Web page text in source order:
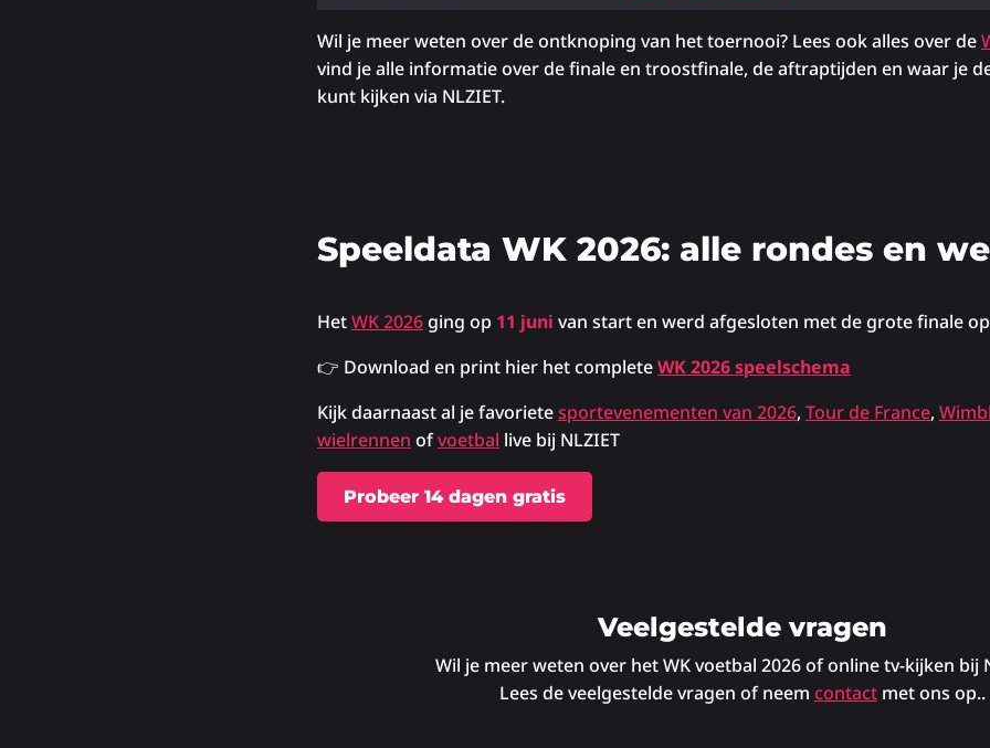
Wil je meer weten over de ontknoping van het toernooi? Lees ook alles over de
vind je alle informatie over de finale en troostfinale, de aftraptijden en waar je
kunt kijken via NLZIET.
Speeldata WK 2026: alle rondes en
HetWK 2026ging op 11 juni van start en werd afgesloten met de grote finale op
👉 Download en print hier het completeWK 2026 speelschema
Kijk daarnaast al je favorietesportevenementen van 2026, Tour de France,
wielrennen ofvoetbal live bij NLZIET
Probeer 14 dagen gratis
Veelgestelde vragen
Wil je meer weten over het WK voetbal 2026 of online tv-kijken bij
Lees de veelgestelde vragen of neem contact met ons op..